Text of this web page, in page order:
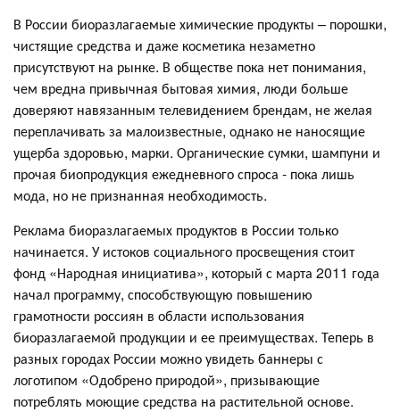
В России биоразлагаемые химические продукты – порошки,
чистящие средства и даже косметика незаметно
присутствуют на рынке. В обществе пока нет понимания,
чем вредна привычная бытовая химия, люди больше
доверяют навязанным телевидением брендам, не желая
переплачивать за малоизвестные, однако не наносящие
ущерба здоровью, марки. Органические сумки, шампуни и
прочая биопродукция ежедневного спроса - пока лишь
мода, но не признанная необходимость.
Реклама биоразлагаемых продуктов в России только
начинается. У истоков социального просвещения стоит
фонд «Народная инициатива», который с марта 2011 года
начал программу, способствующую повышению
грамотности россиян в области использования
биоразлагаемой продукции и ее преимуществах. Теперь в
разных городах России можно увидеть баннеры с
логотипом «Одобрено природой», призывающие
потреблять моющие средства на растительной основе.